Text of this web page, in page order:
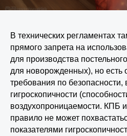
В технических регламентах
прямого запрета на
для производства
для новорожденных), но есть
требования по безопасности,
гигроскопичности
воздухопроницаемости. КПБ
правило не может
показателями